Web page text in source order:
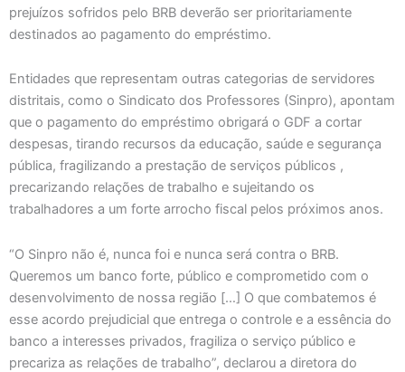
prejuízos sofridos pelo BRB deverão ser prioritariamente
destinados ao pagamento do empréstimo.
Entidades que representam outras categorias de servidores
distritais, como o Sindicato dos Professores (Sinpro), apontam
que o pagamento do empréstimo obrigará o GDF a cortar
despesas, tirando recursos da educação, saúde e segurança
pública, fragilizando a prestação de serviços públicos ,
precarizando relações de trabalho e sujeitando os
trabalhadores a um forte arrocho fiscal pelos próximos anos.
“O Sinpro não é, nunca foi e nunca será contra o BRB.
Queremos um banco forte, público e comprometido com o
desenvolvimento de nossa região […] O que combatemos é
esse acordo prejudicial que entrega o controle e a essência do
banco a interesses privados, fragiliza o serviço público e
precariza as relações de trabalho”, declarou a diretora do